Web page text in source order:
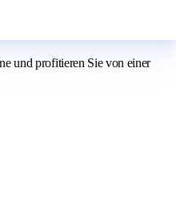
und profitieren Sie von einer